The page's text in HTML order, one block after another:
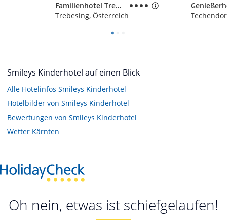
Familienhotel Trebesingerhof
Trebesing, Österreich
Smileys Kinderhotel auf einen Blick
Alle Hotelinfos Smileys Kinderhotel
Hotelbilder von Smileys Kinderhotel
Bewertungen von Smileys Kinderhotel
Wetter Kärnten
Oh nein, etwas ist schiefgelaufen!